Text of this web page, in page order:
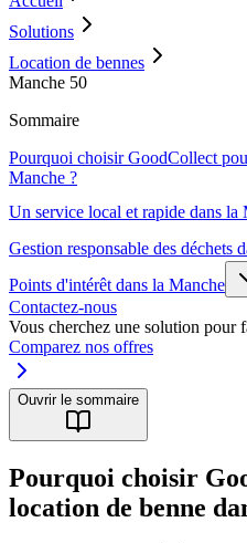
Solutions
Location de bennes
Manche 50
Sommaire
Pourquoi choisir GoodCollect
Manche ?
Un service local et rapide dans la
Gestion responsable des déchets
Points d'intérêt dans la Manche
Contactez-nous
Vous cherchez une solution pour
Comparez nos offres
Ouvrir le sommaire
Pourquoi choisir
location de benne